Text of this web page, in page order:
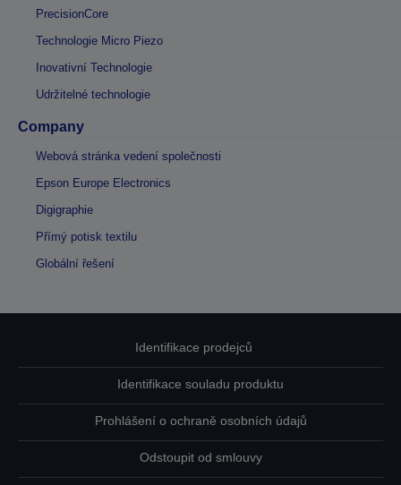
PrecisionCore
Technologie Micro Piezo
Inovativní Technologie
Udržitelné technologie
Company
Webová stránka vedení společnosti
Epson Europe Electronics
Digigraphie
Přímý potisk textilu
Globální řešení
Identifikace prodejců
Identifikace souladu produktu
Prohlášení o ochraně osobních údajů
Odstoupit od smlouvy